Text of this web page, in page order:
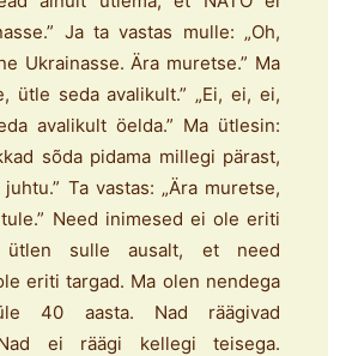
Ja ta vastas mulle: „Oh,
Ukrainasse. Ära muretse.” Ma
ütle seda avalikult.” „Ei, ei, ei,
avalikult öelda.” Ma ütlesin:
sõda pidama millegi pärast,
Ta vastas: „Ära muretse,
Need inimesed ei ole eriti
ütlen sulle ausalt, et need
eriti targad. Ma olen nendega
40 aasta. Nad räägivad
ei räägi kellegi teisega.